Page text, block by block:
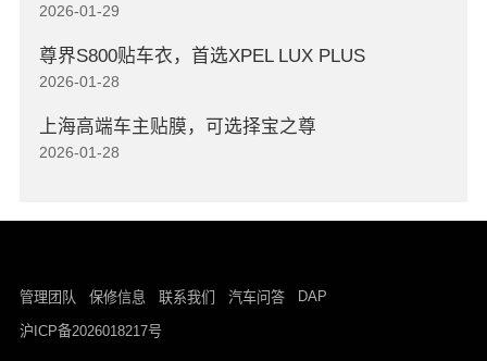
2026-01-29
尊界S800贴车衣，首选XPEL LUX PLUS
2026-01-28
上海高端车主贴膜，可选择宝之尊
2026-01-28
管理团队 保修信息 联系我们 汽车问答 DAP
沪ICP备2026018217号